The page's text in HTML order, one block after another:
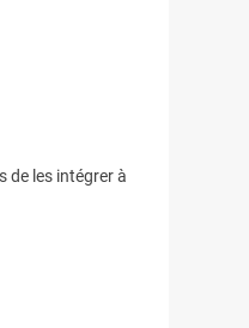
de les intégrer à